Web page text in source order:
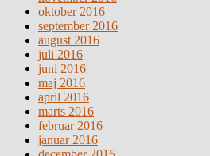
oktober 2016
september 2016
august 2016
juli 2016
juni 2016
maj 2016
april 2016
marts 2016
februar 2016
januar 2016